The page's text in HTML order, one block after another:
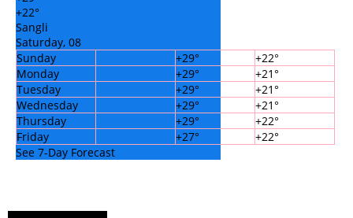
+22°
Sangli
Saturday, 08
Sunday
+29° +22°
Monday
+29° +21°
Tuesday
+29° +21°
Wednesday
+29° +21°
Thursday
+29° +22°
Friday
+27° +22°
See 7-Day Forecast